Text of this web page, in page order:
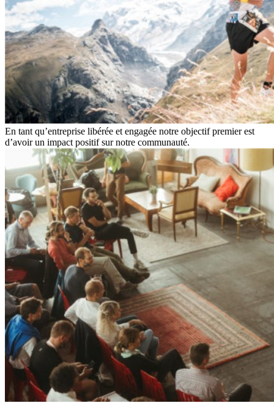
En tant qu’entreprise libérée et engagée notre objectif premier est
d’avoir un impact positif sur notre communauté.